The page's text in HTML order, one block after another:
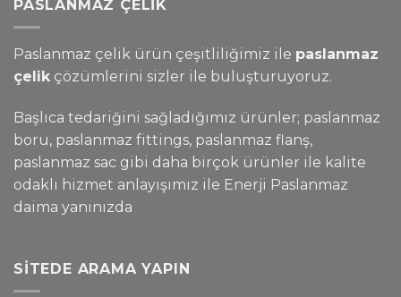
PASLANMAZ ÇELIK
Paslanmaz çelik ürün çeşitliliğimiz ile paslanmaz
çelik çözümlerini sizler ile buluşturuyoruz.
Başlıca tedariğini sağladığımız ürünler; paslanmaz
boru, paslanmaz fittings, paslanmaz flanş,
paslanmaz sac gibi daha birçok ürünler ile kalite
odaklı hizmet anlayışımız ile Enerji Paslanmaz
daima yanınızda
SITEDE ARAMA YAPIN